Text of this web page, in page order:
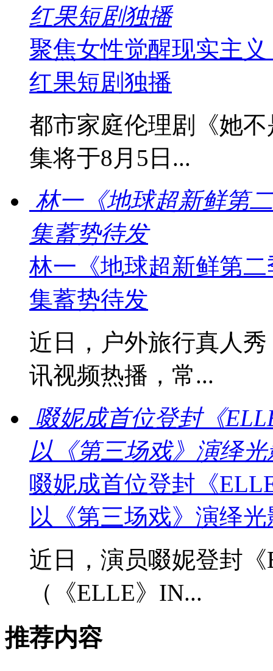
红果短剧独播
聚焦女性觉醒现实主
红果短剧独播
都市家庭伦理剧《她
集将于8月5日...
林一《地球超新鲜第
集蓄势待发
林一《地球超新鲜第
集蓄势待发
近日，户外旅行真人
讯视频热播，常...
啜妮成首位登封《
以《第三场戏》演绎
啜妮成首位登封《
以《第三场戏》演绎
近日，演员啜妮登封
（《ELLE》IN...
推荐内容